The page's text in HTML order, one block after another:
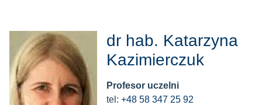
dr hab. Katarzyna
Kazimierczuk
Profesor uczelni
tel: +48 58 347 25 92